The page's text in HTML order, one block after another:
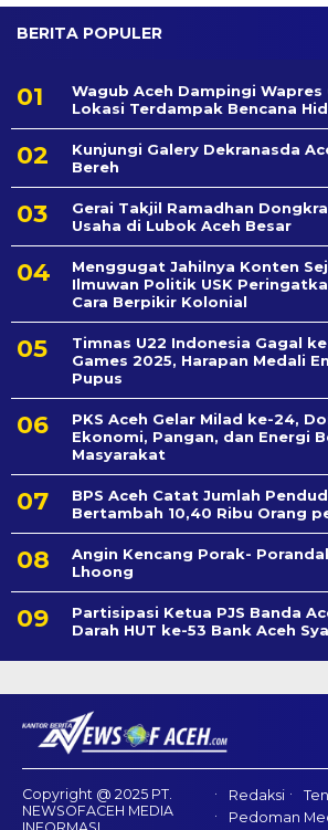
BERITA POPULER
Wagub Aceh Dampingi Wapres
Lokasi Terdampak Bencana
Kunjungi Galery Dekranasda
Bereh
Gerai Takjil Ramadhan
Usaha di Lubok Aceh Besar
Menggugat Jahilnya Konten
Ilmuwan Politik USK
Cara Berpikir Kolonial
Timnas U22 Indonesia Gagal
Games 2025, Harapan Medali
Pupus
PKS Aceh Gelar Milad ke-24,
Ekonomi, Pangan, dan Energi
Masyarakat
BPS Aceh Catat Jumlah
Bertambah 10,40 Ribu Orang
Angin Kencang Porak-
Lhoong
Partisipasi Ketua PJS Banda
Darah HUT ke-53 Bank Aceh
Copyright @ 2025 PT.
NEWSOFACEH MEDIA
Redaksi
Pedoman